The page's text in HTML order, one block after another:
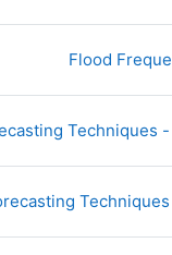
Floodإختبار
Techniques